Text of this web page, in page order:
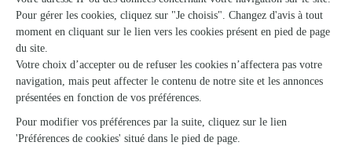
★
Très sérieux.
Très sérieux.. je passe toujours par inteflora pour énvoyer les
fleurs
03/05/2026